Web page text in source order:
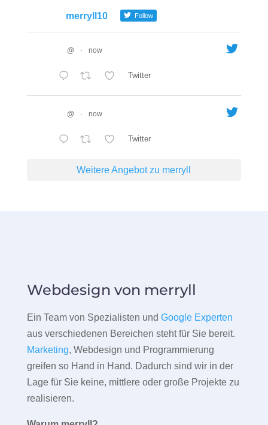
merryll10 Follow
@ · now
Twitter
@ · now
Twitter
Weitere Angebot zu merryll
Webdesign von merryll
Ein Team von Spezialisten und Google Experten
aus verschiedenen Bereichen steht für Sie bereit.
Marketing, Webdesign und Programmierung
greifen so Hand in Hand. Dadurch sind wir in der
Lage für Sie keine, mittlere oder große Projekte zu
realisieren.